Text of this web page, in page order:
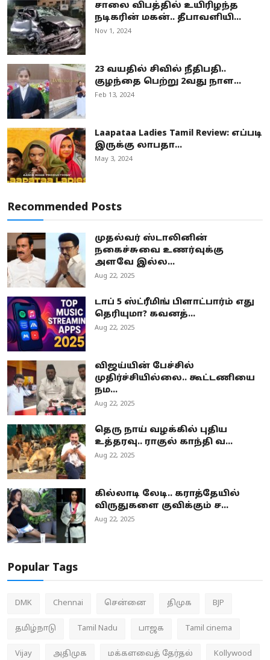
சாலை விபத்தில் உயிரிழந்த
நடிகரின் மகன்.. தீபாவளியி...
Nov 1, 2024
23 வயதில் சிவில் நீதிபதி..
குழந்தை பெற்று 2வது நாள...
Feb 13, 2024
Laapataa Ladies Tamil Review: எப்படி
இருக்கு லாபதா...
May 3, 2024
Recommended Posts
முதல்வர் ஸ்டாலினின்
நகைச்சுவை உணர்வுக்கு
அளவே இல்ல...
Aug 22, 2025
டாப் 5 ஸ்ட்ரீமிங் பிளாட்பார்ம் எது
தெரியுமா? கவனத்...
Aug 22, 2025
விஜய்யின் பேச்சில்
முதிர்ச்சியில்லை.. கூட்டணியை
நம...
Aug 22, 2025
தெரு நாய் வழக்கில் புதிய
உத்தரவு.. ராகுல் காந்தி வ...
Aug 22, 2025
கில்லாடி லேடி.. கராத்தேயில்
விருதுகளை குவிக்கும் ச...
Aug 22, 2025
Popular Tags
DMK Chennai சென்னை திமுக BJP
தமிழ்நாடு Tamil Nadu பாஜக Tamil cinema
Vijay அதிமுக மக்களவைத் தேர்தல் Kollywood